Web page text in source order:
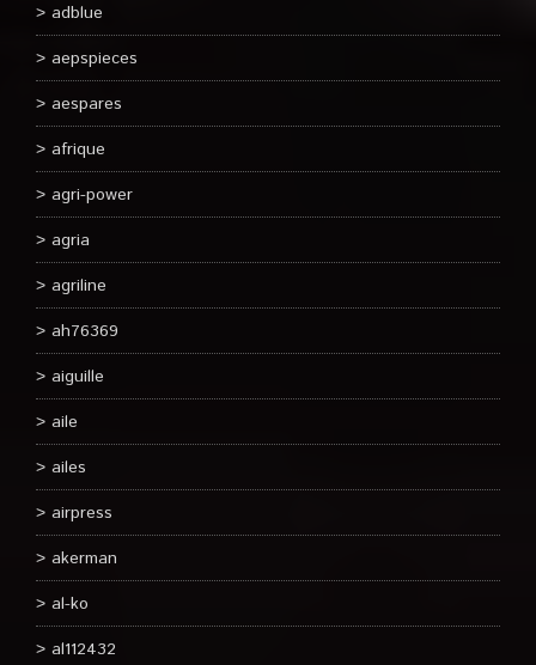
adblue
aepspieces
aespares
afrique
agri-power
agria
agriline
ah76369
aiguille
aile
ailes
airpress
akerman
al-ko
al112432